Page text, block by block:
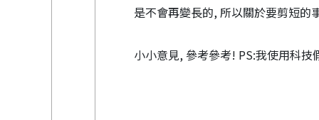
是不會再變長的, 所以關於要剪短
小小意見, 參考參考! PS:我使用科技